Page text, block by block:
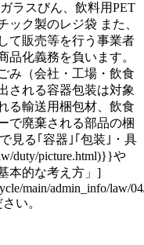
ラスびん、飲料用PET
ック製のレジ袋 また、
て販売等を行う事業者
品化義務を負います。
み（会社・工場・飲食
される容器包装は対象
る輸送用梱包材、飲食
で廃棄される部品の梱
見る｢容器｣｢包装｣・具
duty/picture.html)}}や
本的な考え方」]
main/admin_info/law/
い。